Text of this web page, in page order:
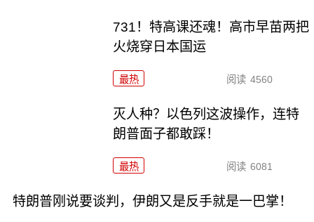
731！特高课还魂！高市早苗两把
火烧穿日本国运
最热 阅读 4560
灭人种？以色列这波操作，连特
朗普面子都敢踩！
最热 阅读 6081
特朗普刚说要谈判，伊朗又是反手就是一巴掌！